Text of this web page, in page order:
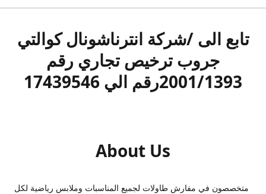
تابع الى /شركة انترناشونال كوالتي
جروب ترخيص تجاري رقم
2001/1393رقم الي 17439546
About Us
متخصصون في مفارش طاولات لجميع المناسبات وملابس رياضية لكل